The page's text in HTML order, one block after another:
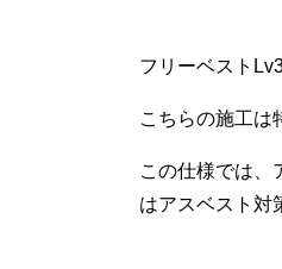
フリーベスト
こちらの施工は
この仕様では、
はアスベスト対